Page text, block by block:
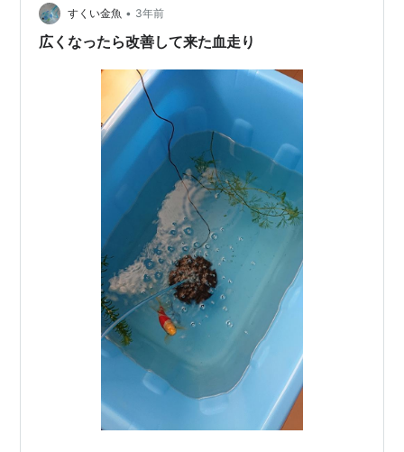
ずです。 3/11 前回から数えて7日目、ワキンちゃんの水
換えと共に、再びス…
すくい金魚 • 3年前
広くなったら改善して来た血走り